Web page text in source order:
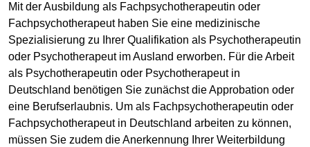
Mit der Ausbildung als Fachpsychotherapeutin oder
Fachpsychotherapeut haben Sie eine medizinische
Spezialisierung zu Ihrer Qualifikation als Psychotherapeutin
oder Psychotherapeut im Ausland erworben. Für die Arbeit
als Psychotherapeutin oder Psychotherapeut in
Deutschland benötigen Sie zunächst die Approbation oder
eine Berufserlaubnis. Um als Fachpsychotherapeutin oder
Fachpsychotherapeut in Deutschland arbeiten zu können,
müssen Sie zudem die Anerkennung Ihrer Weiterbildung